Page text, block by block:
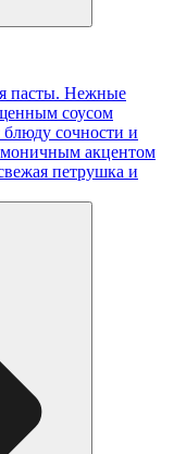
пасты. Нежные
соусом
сочности и
акцентом
петрушка и